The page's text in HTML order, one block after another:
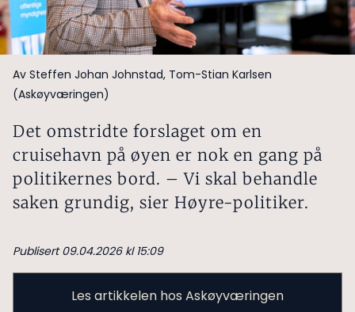
Av Steffen Johan Johnstad, Tom-Stian Karlsen
(Askøyværingen)
Det omstridte forslaget om en
cruisehavn på øyen er nok en gang på
politikernes bord. – Vi skal behandle
saken grundig, sier Høyre-politiker.
Publisert 09.04.2026 kl 15:09
Les artikkelen hos Askøyværingen